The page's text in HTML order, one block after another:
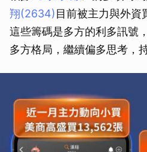
翔(2634)目前被主力與外資
這些籌碼是多方的利多訊號
多方格局，繼續偏多思考，